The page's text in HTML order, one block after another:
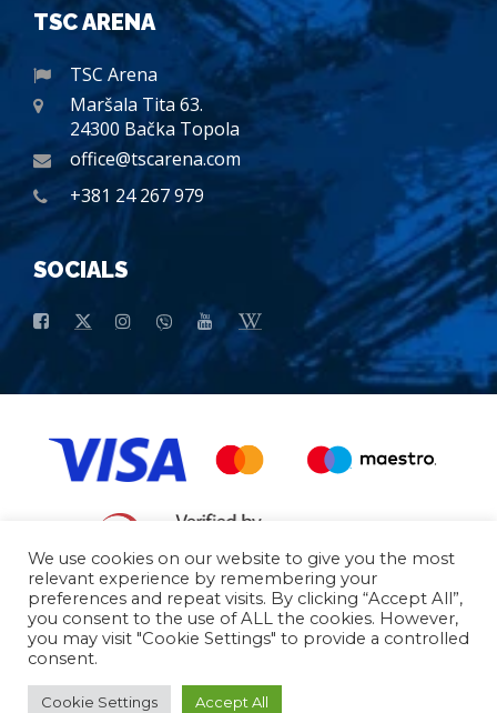
TSC ARENA
TSC Arena
Maršala Tita 63.
24300 Bačka Topola
office@tscarena.com
+381 24 267 979
SOCIALS
Opšti uslovi kupovine Osnovni Podaci
© 2026 - All Rights Reserved
We use cookies on our website to give you the most
relevant experience by remembering your
preferences and repeat visits. By clicking “Accept All”,
you consent to the use of ALL the cookies. However,
you may visit "Cookie Settings" to provide a controlled
consent.
Cookie Settings Accept All